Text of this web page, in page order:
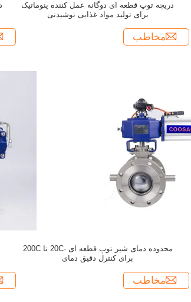
دریچه توپ قطعه ای دوگانه عمل کننده پنوماتیک
برای تولید مواد غذایی نوشیدنی
مخاطب
محدوده دمای شیر توپ قطعه ای -20C تا 200C
برای کنترل دقیق دمای
مخاطب